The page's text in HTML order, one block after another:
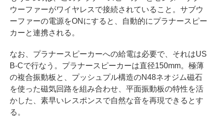
ウーファーがワイヤレスで接続されていること。サブウ
ーファーの電源をONにすると、自動的にプラナースピー
カーと連携される。
なお、プラナースピーカーへの給電は必要で、それはUS
B-Cで行なう。プラナースピーカーは直径150mm。極薄
の複合振動板と、プッシュプル構造のN48ネオジム磁石
を使った磁気回路を組み合わせ、平面振動板の特性を活
かした、素早いレスポンスで自然な音を再現できるとす
る。